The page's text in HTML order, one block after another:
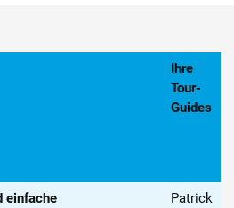
Ihre
Tour-
Guides
einfache
Patrick